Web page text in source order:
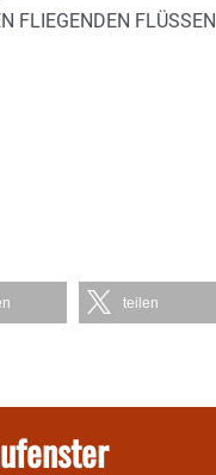
FLIEGENDEN FLÜSSEN
teilen